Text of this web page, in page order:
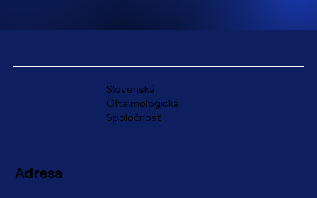
Slovenská
Oftalmologická
Spoločnosť
Adresa